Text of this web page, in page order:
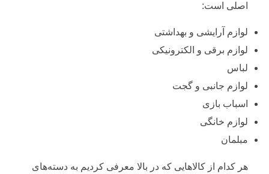
اصلی است:
لوازم آرایشی و بهداشتی
لوازم برقی و الکترونیکی
لباس
لوازم جانبی و گجت
اسباب بازی
لوازم خانگی
مبلمان
هر کدام از کالاهایی که در بالا معرفی کردیم به دسته‌های